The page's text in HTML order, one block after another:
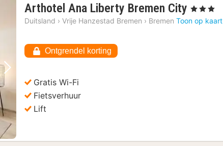
Volgende foto
Arthotel Ana Liberty Bremen City 1
nacht
, 3 Sterren
Duitsland › Vrije Hanzestad Bremen › Bremen Toon op kaart
Ontgrendel korting
Gratis Wi-Fi
Fietsverhuur
Lift